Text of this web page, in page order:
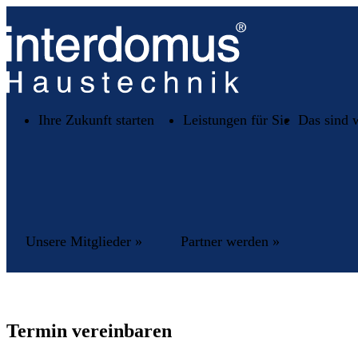
Ihre Zukunft starten Leistungen für Sie Das sind
Unsere Mitglieder » Partner werden »
Termin vereinbaren